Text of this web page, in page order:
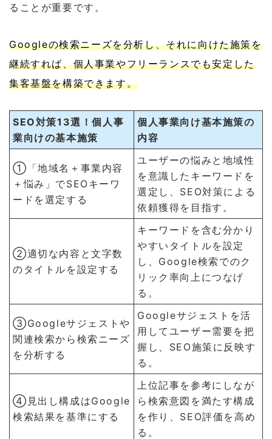
ることが重要です。
Googleの検索ニーズを分析し、それに向けた施策を
継続すれば、個人事業やフリーランスでも安定した
集客基盤を構築できます。
SEO対策13選！個人事
業向けの基本施策
個人事業向け基本施策の
内容
①「地域名＋事業内容
＋悩み」でSEOキーワ
ードを選定する
ユーザーの悩みと地域性
を意識したキーワードを
選定し、SEO対策による
依頼獲得を目指す。
②適切な内容と文字数
のタイトルを設定する
キーワードを含む分かり
やすいタイトルを設定
し、Google検索でのク
リック率向上につなげ
る。
③Googleサジェストや
関連検索から検索ニーズ
を分析する
Googleサジェストを活
用してユーザー需要を把
握し、SEO施策に反映す
る。
④見出し構成はGoogle
検索結果を基準にする
上位記事を参考にしなが
ら検索意図を満たす構成
を作り、SEO評価を高め
る。